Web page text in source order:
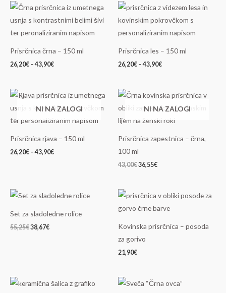
Prisrčnica črna – 150 ml
26,20€ – 43,90€
Cenovni
razpon:
od
26,20€
do
Prisrčnica les – 150 ml
26,20€ – 43,90€
Cenovni
razpon:
od
26,20€
do
NI NA ZALOGI
Prisrčnica rjava – 150 ml
26,20€ – 43,90€
Cenovni
razpon:
od
do
NI NA ZALOGI
Prisrčnica zapestnica – črna,
100 ml
43,00€
Izvirna
cena
43,00€.
36,55€
Trenutna
cena
je:
Set za sladoledne rolice
55,25€
Izvirna
cena
bila:
55,25€.
38,67€
Trenutna
cena
38,67€.
Kovinska prisrčnica – posoda
za gorivo
21,90€
Izvirna
cena
Trenutna
cena